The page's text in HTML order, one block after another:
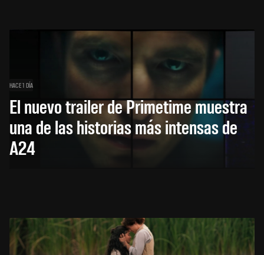
HACE 1 DÍA
El nuevo trailer de Primetime muestra
una de las historias más intensas de
A24